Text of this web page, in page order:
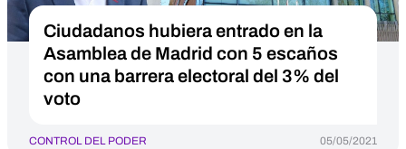
Ciudadanos hubiera entrado en la
Asamblea de Madrid con 5 escaños
con una barrera electoral del 3% del
voto
CONTROL DEL PODER 05/05/2021